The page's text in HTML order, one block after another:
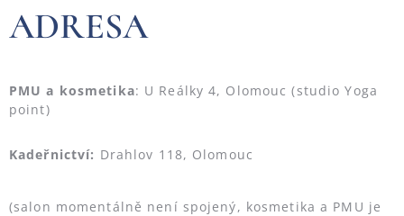
ADRESA
PMU a kosmetika: U Reálky 4, Olomouc (studio Yoga
point)
Kadeřnictví: Drahlov 118, Olomouc
(salon momentálně není spojený, kosmetika a PMU je